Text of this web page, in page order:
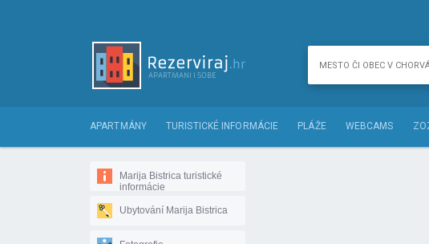
APARTMÁNY TURISTICKÉ INFORMÁCIE PLÁŽE WEBCAMS
Marija Bistrica turistické
informácie
Ubytování Marija Bistrica